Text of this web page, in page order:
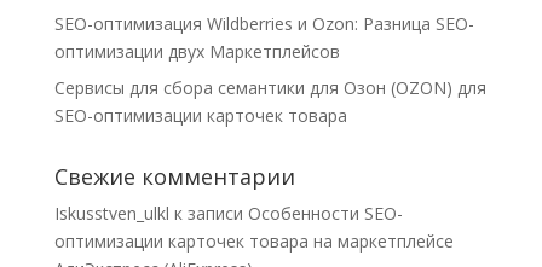
SEO-оптимизация Wildberries и Ozon: Разница SEO-
оптимизации двух Маркетплейсов
Сервисы для сбора семантики для Озон (OZON) для
SEO-оптимизации карточек товара
Свежие комментарии
Iskusstven_ulkl к записи Особенности SEO-
оптимизации карточек товара на маркетплейсе